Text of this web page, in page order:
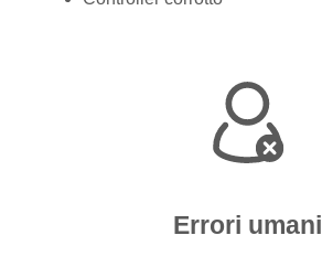
Errori umani